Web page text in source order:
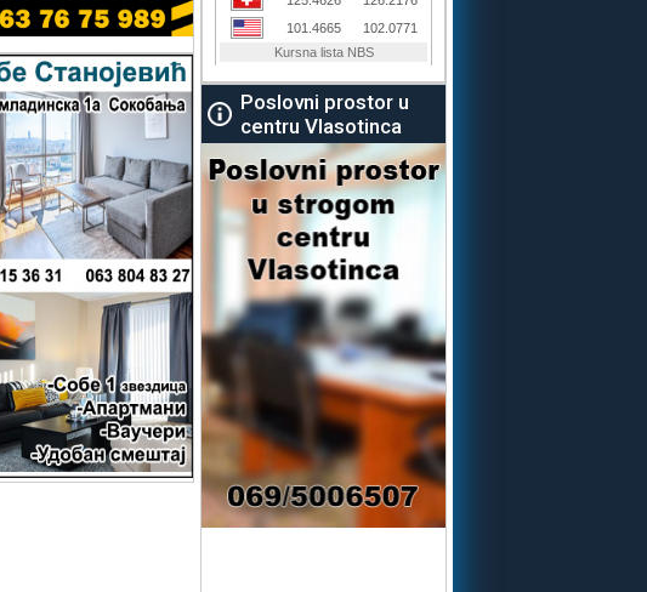
Poslovni prostor u
centru Vlasotinca